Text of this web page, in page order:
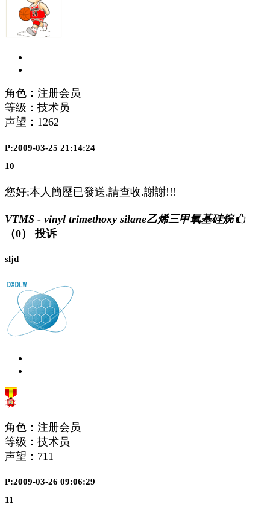
角色：注册会员
等级：技术员
声望： 1262
P:2009-03-25 21:14:24
10
您好;本人簡歷已發送,請查收.謝謝!!!
VTMS - vinyl trimethoxy silane乙烯三甲氧基硅烷
（0）
投诉
sljd
角色：注册会员
等级：技术员
声望： 711
P:2009-03-26 09:06:29
11